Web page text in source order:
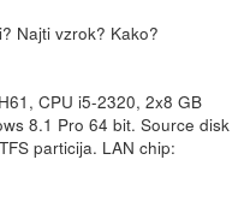
Najti vzrok? Kako?
CPU i5-2320, 2x8 GB
8.1 Pro 64 bit. Source disk
particija. LAN chip: